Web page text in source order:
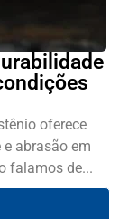
oferece
abrasão em
falamos de...